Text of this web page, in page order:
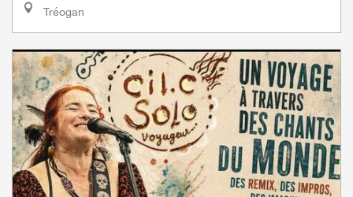
Tréogan